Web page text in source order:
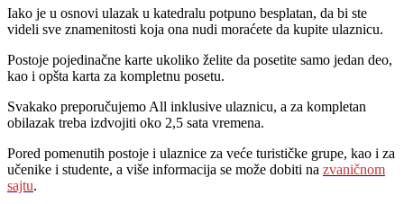
Iako je u osnovi ulazak u katedralu potpuno besplatan, da bi ste
videli sve znamenitosti koja ona nudi moraćete da kupite ulaznicu.
Postoje pojedinačne karte ukoliko želite da posetite samo jedan deo,
kao i opšta karta za kompletnu posetu.
Svakako preporučujemo All inklusive ulaznicu, a za kompletan
obilazak treba izdvojiti oko 2,5 sata vremena.
Pored pomenutih postoje i ulaznice za veće turističke grupe, kao i za
učenike i studente, a više informacija se može dobiti na zvaničnom
sajtu.